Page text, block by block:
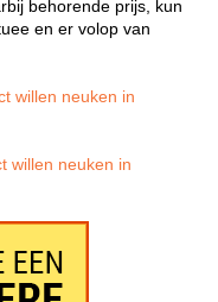
behorende prijs, kun
en er volop van
willen neuken in
willen neuken in